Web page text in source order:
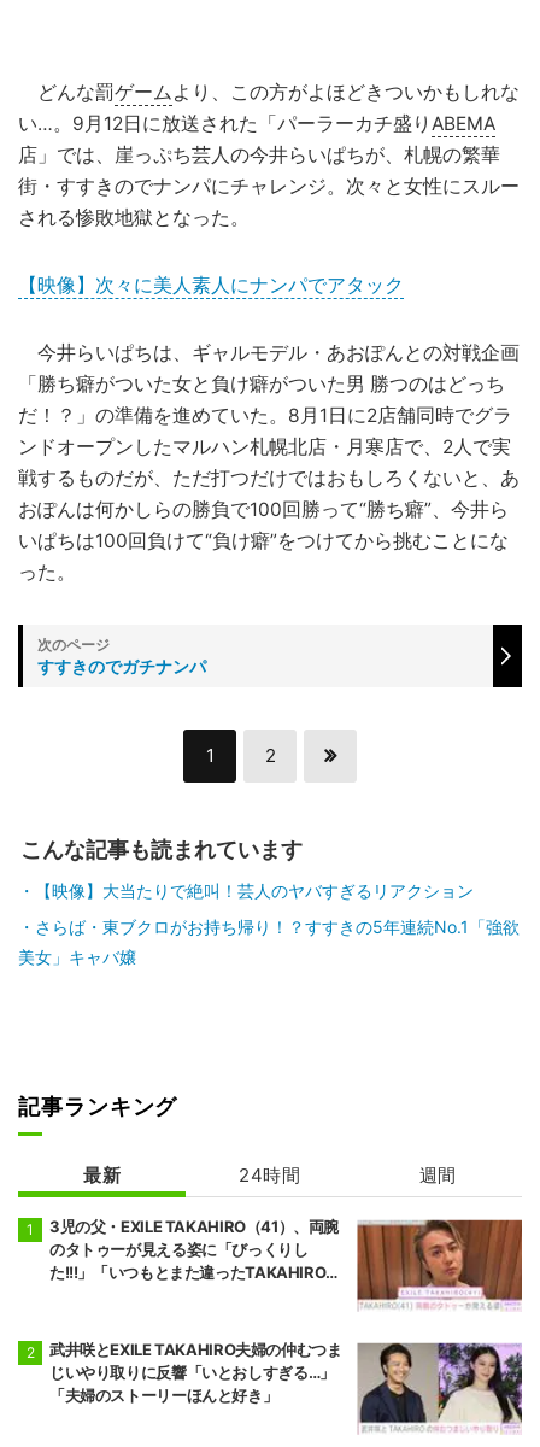
どんな罰ゲームより、この方がよほどきついかもしれな
い…。9月12日に放送された「パーラーカチ盛り ABEMA
店」では、崖っぷち芸人の今井らいぱちが、札幌の繁華
街・すすきのでナンパにチャレンジ。次々と女性にスルー
される惨敗地獄となった。
【映像】次々に美人素人にナンパでアタック
今井らいぱちは、ギャルモデル・あおぽんとの対戦企画
「勝ち癖がついた女と負け癖がついた男 勝つのはどっち
だ！？」の準備を進めていた。8月1日に2店舗同時でグラ
ンドオープンしたマルハン札幌北店・月寒店で、2人で実
戦するものだが、ただ打つだけではおもしろくないと、あ
おぽんは何かしらの勝負で100回勝って“勝ち癖”、今井ら
いぱちは100回負けて“負け癖”をつけてから挑むことにな
った。
すすきのでガチナンパ
1 2
こんな記事も読まれています
【映像】大当たりで絶叫！芸人のヤバすぎるリアクション
さらば・東ブクロがお持ち帰り！？すすきの5年連続No.1「強欲
美女」キャバ嬢
記事ランキング
最新 24時間 週間
3児の父・EXILE TAKAHIRO（41）、両腕
のタトゥーが見える姿に「びっくりし
た!!!」「いつもとまた違ったTAKAHIROさ
武井咲とEXILE TAKAHIRO夫婦の仲むつま
じいやり取りに反響「いとおしすぎる…」
「夫婦のストーリーほんと好き」